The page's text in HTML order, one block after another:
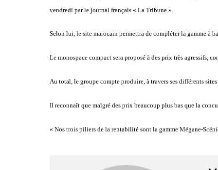
vendredi par le journal français « La Tribune ».
Selon lui, le site marocain permettra de compléter la gamme à
Le monospace compact sera proposé à des prix très agressifs,
Au total, le groupe compte produire, à travers ses différents
Il reconnaît que malgré des prix beaucoup plus bas que la
« Nos trois piliers de la rentabilité sont la gamme Mégane-